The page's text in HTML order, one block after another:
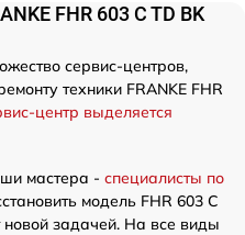
FHR 603 C TD BK
сервис-центров,
техники FRANKE FHR
центр выделяется
мастера - специалисты по
модель FHR 603 C
задачей. На все виды